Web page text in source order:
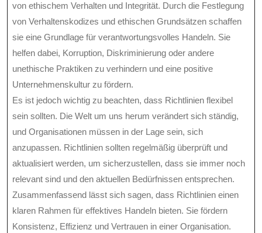
von ethischem Verhalten und Integrität. Durch die Festlegung
von Verhaltenskodizes und ethischen Grundsätzen schaffen
sie eine Grundlage für verantwortungsvolles Handeln. Sie
helfen dabei, Korruption, Diskriminierung oder andere
unethische Praktiken zu verhindern und eine positive
Unternehmenskultur zu fördern.
Es ist jedoch wichtig zu beachten, dass Richtlinien flexibel
sein sollten. Die Welt um uns herum verändert sich ständig,
und Organisationen müssen in der Lage sein, sich
anzupassen. Richtlinien sollten regelmäßig überprüft und
aktualisiert werden, um sicherzustellen, dass sie immer noch
relevant sind und den aktuellen Bedürfnissen entsprechen.
Zusammenfassend lässt sich sagen, dass Richtlinien einen
klaren Rahmen für effektives Handeln bieten. Sie fördern
Konsistenz, Effizienz und Vertrauen in einer Organisation.